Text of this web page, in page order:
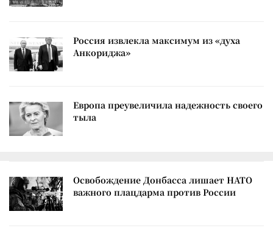
Россия извлекла максимум из «духа
Анкориджа»
Европа преувеличила надежность своего
тыла
Освобождение Донбасса лишает НАТО
важного плацдарма против России